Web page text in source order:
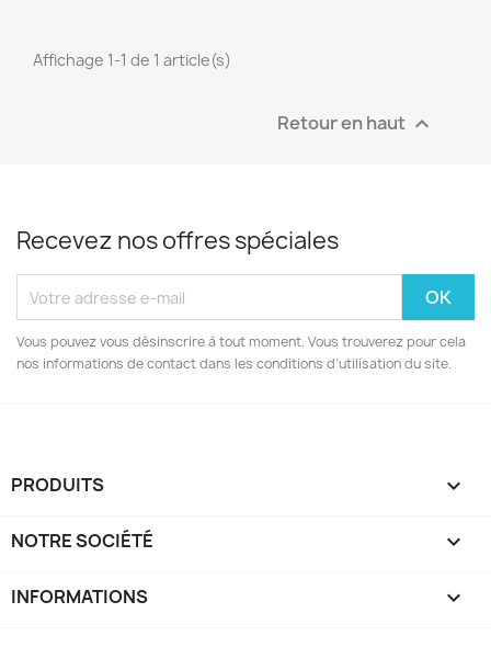
Affichage 1-1 de 1 article(s)
Retour en haut 
Recevez nos offres spéciales
Vous pouvez vous désinscrire à tout moment. Vous trouverez pour cela
nos informations de contact dans les conditions d'utilisation du site.
PRODUITS 
NOTRE SOCIÉTÉ 
INFORMATIONS keyboard_arrow_down